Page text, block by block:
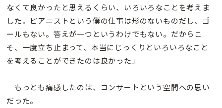
なくて良かったと思えるくらい、いろいろなことを考えま
した。ピアニストという僕の仕事は形のないものだし、ゴ
ールもない。答えが一つというわけでもない。だからこ
そ、一度立ち止まって、本当にじっくりといろいろなこと
を考えることができたのは良かった」
もっとも痛感したのは、コンサートという空間への思い
だった。